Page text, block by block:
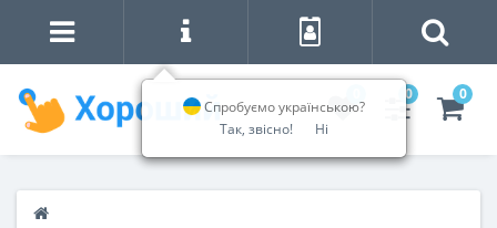
0 0
Спробуємо українською?
Так, звісно!
Ні